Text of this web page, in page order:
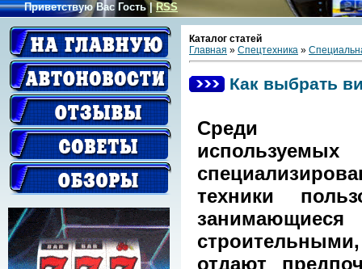
Приветствую Вас Гость|RSS
Каталог статей
Главная » Спецтехника »
Как выбрать
Среди
техники
занимающиеся
отдают